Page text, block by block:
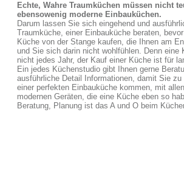
Echte, Wahre Traumküchen müssen nicht
ebensowenig moderne Einbauküchen.
Darum lassen Sie sich eingehend und
Traumküche, einer Einbauküche beraten,
Küche von der Stange kaufen, die Ihnen am
und Sie sich darin nicht wohlfühlen. Denn eine
nicht jedes Jahr, der Kauf einer Küche ist für
Ein jedes Küchenstudio gibt Ihnen gerne
ausführliche Detail Informationen, damit Sie zu
einer perfekten Einbauküche kommen, mit
modernen Geräten, die eine Küche eben so
Beratung, Planung ist das A und O beim